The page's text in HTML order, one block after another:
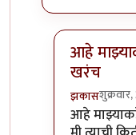
आहे
खरंच
झकास
In reply to
आहे